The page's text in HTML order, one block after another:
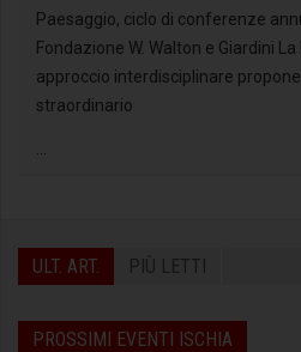
Paesaggio, ciclo di conferenze
Fondazione W. Walton e Giardini
approccio interdisciplinare
straordinario
ULT. ART. PIÙ LETTI
PROSSIMI EVENTI ISCHIA